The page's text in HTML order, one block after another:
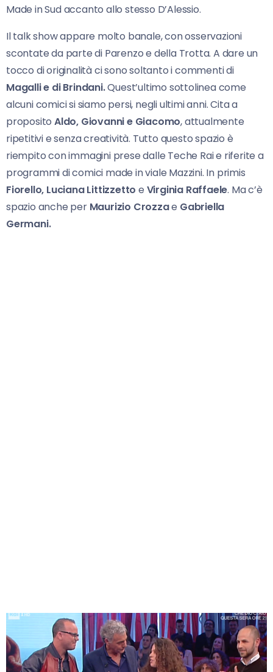
Made in Sud accanto allo stesso D’Alessio.
Il talk show appare molto banale, con osservazioni
scontate da parte di Parenzo e della Trotta. A dare un
tocco di originalità ci sono soltanto i commenti di
Magalli e di Brindani.Quest’ultimo sottolinea come
alcuni comici si siamo persi, negli ultimi anni. Cita a
propositoAldo, Giovanni e Giacomo, attualmente
ripetitivi e senza creatività. Tutto questo spazio è
riempito con immagini prese dalle Teche Rai e riferite a
programmi di comici made in viale Mazzini. In primis
Fiorello, Luciana Littizzetto e Virginia Raffaele. Ma c’è
spazio anche perMaurizio Crozzae Gabriella
Germani.